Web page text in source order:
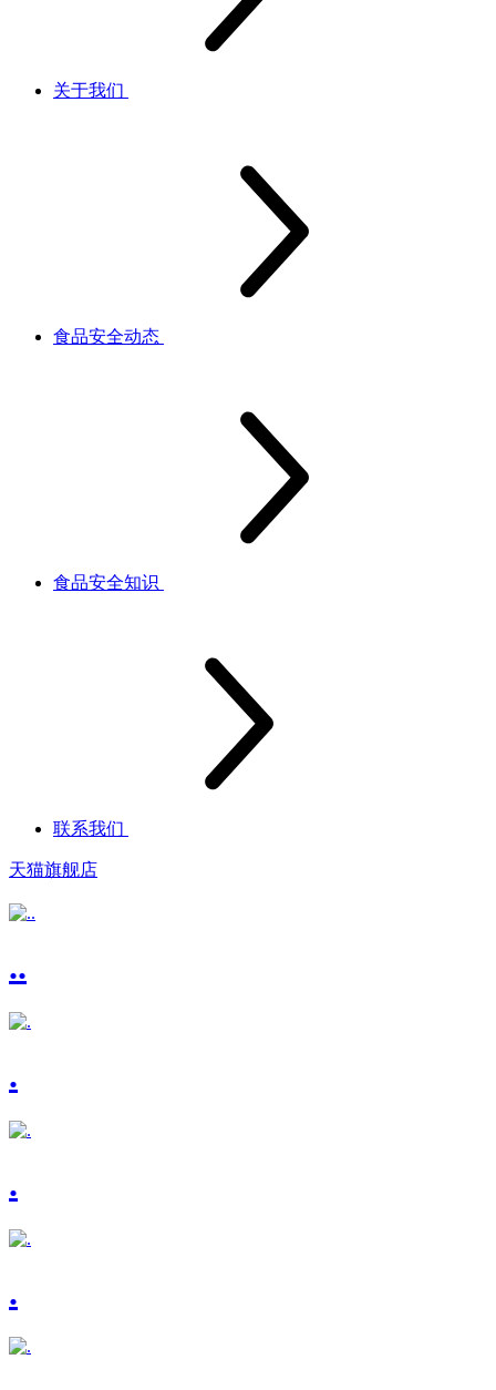
关于我们
食品安全动态
食品安全知识
联系我们
天猫旗舰店
..
.
.
.